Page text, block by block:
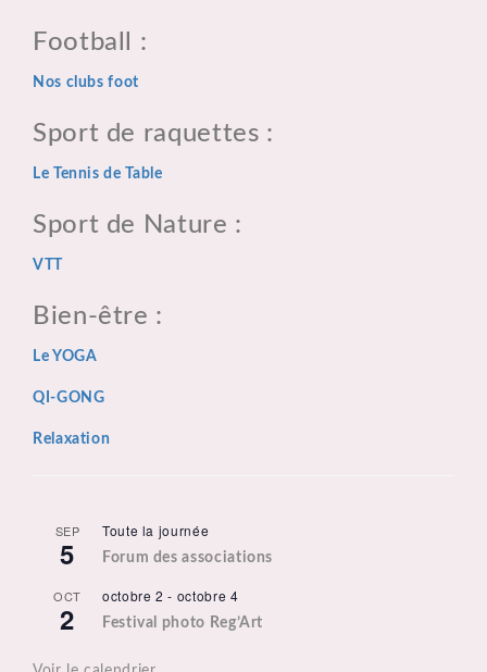
Football :
Nos clubs foot
Sport de raquettes :
Le Tennis de Table
Sport de Nature :
VTT
Bien-être :
Le YOGA
QI-GONG
Relaxation
SEP
5
Toute la journée
Forum des associations
OCT
2
octobre 2 - octobre 4
Festival photo Reg’Art